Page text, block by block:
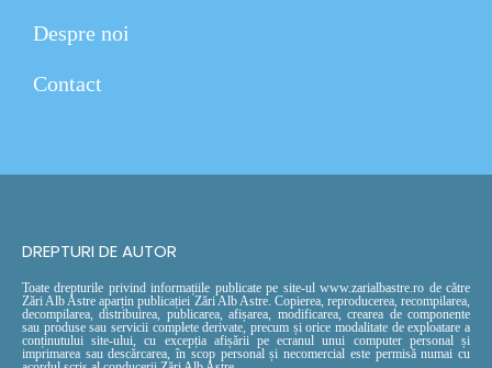
Despre noi
Contact
DREPTURI DE AUTOR
Toate drepturile privind informațiile publicate pe site-ul www.zarialbastre.ro de către
Zări Alb Astre aparțin publicației Zări Alb Astre. Copierea, reproducerea, recompilarea,
decompilarea, distribuirea, publicarea, afișarea, modificarea, crearea de componente
sau produse sau servicii complete derivate, precum și orice modalitate de exploatare a
conținutului site-ului, cu excepția afișării pe ecranul unui computer personal și
imprimarea sau descărcarea, în scop personal și necomercial este permisă numai cu